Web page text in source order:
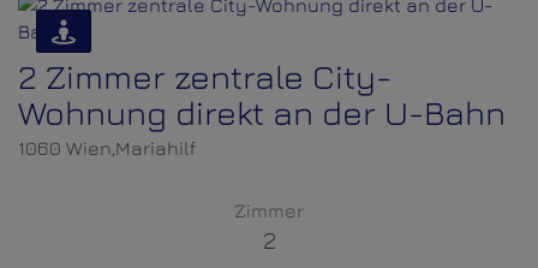
2 Zimmer zentrale City-
Wohnung direkt an der U-Bahn
1060 Wien,Mariahilf
Zimmer
2